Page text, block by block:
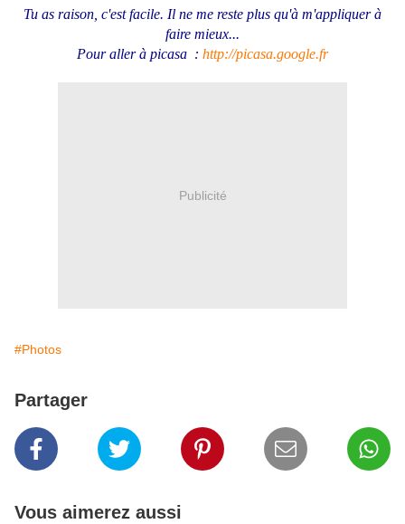
Tu as raison, c'est facile. Il ne me reste plus qu'à m'appliquer à
faire mieux...
Pour aller à picasa : http://picasa.google.fr
Publicité
#Photos
Partager
Vous aimerez aussi